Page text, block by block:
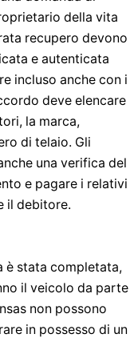
della vita
recupero devono
e autenticata
incluso anche con i
deve elencare
la marca,
di telaio. Gli
una verifica del
e pagare i relativi
il debitore.
è stata completata,
il veicolo da parte
non possono
in possesso di un